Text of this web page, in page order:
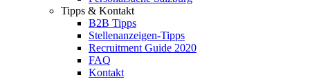
Tipps & Kontakt
B2B Tipps
Stellenanzeigen-Tipps
Recruitment Guide 2020
FAQ
Kontakt